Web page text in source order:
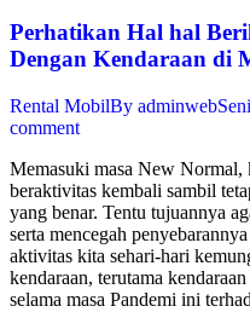
Perhatikan Hal hal
Dengan Kendaraan di
Rental MobilBy adminweb
comment
Memasuki masa New
beraktivitas kembali sambil
yang benar. Tentu tujuannya
serta mencegah
aktivitas kita sehari-hari
kendaraan, terutama
selama masa Pandemi ini